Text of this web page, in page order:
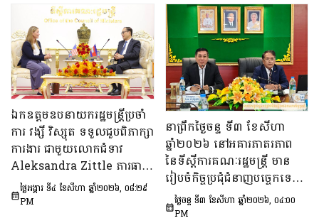
ទី៣នៃក្រុមប្រឹក្សាអ្នកច្បាប់ និង
ឯកឧត្តម ចែម ផល្លា អនុប្រធាន​
និង​ជា​ប្រធាន​ក្រុមការងារទី៣នៃ
ក្រុមប្រឹក្សាសេដ្ឋកិច្ច សង្គមកិច្ច
និង​វប្បធម៌ ដើម្បីពិនិត្យ​និង​
ពិភាក្សា​លើ «សេចក្តីព្រាង
ផែនការ​សកម្មភាពជាតិ​​ស្ដីពី​ការ
បង្ការទប់ស្កាត់​អាពាហ៍ពិពាហ៍​
នៅវ័យក្មេង​និងការ​មាន​ផ្ទៃពោះ​
នៅ​វ័យជំទង់​នៅកម្ពុជា
ឆ្នាំ២០២៦-២០៣០»។
ព្រាង​គំរូ​របាយការណ៍​សង្ខេប​ស្ដីពី​
វឌ្ឍនភាព​និងសមិទ្ធផល​សំខាន់ៗ​
របស់​រាជរដ្ឋាភិបាល​នៃ​
ព្រះរាជាណាចក្រកម្ពុជា។
ឯកឧត្តមឧបនាយករដ្ឋមន្ត្រីប្រចាំ
ការ វង្សី វិស្សុត ទទួលជួបពិភាក្សា
ការងារ ជាមួយលោកជំទាវ
Aleksandra Zittle ភារធារី
ស្តីទីនៃស្ថានទូតសហរដ្ឋអាម៉េរិក
ប្រចាំកម្ពុជា
ថ្ងៃអង្គារ ទី៤ ខែសីហា ឆ្នាំ២០២៦, ០៨:២៩
PM
នាព្រឹកថ្ងៃចន្ទ ទី៣ ខែសីហា
ឆ្នាំ២០២៦ នៅអគារភាតរភាព
នៃទីស្តីការគណៈរដ្ឋមន្រ្តី មាន
រៀបចំកិច្ចប្រជុំជំនាញបច្ចេកទេស
ក្រោមអធិបតីភាព ឯកឧត្តម លី
ច័ន្ទតុលា រដ្ឋលេខាធិការទីស្តីការ
ថ្ងៃចន្ទ ទី៣ ខែសីហា ឆ្នាំ២០២៦, ០៤:០០
PM